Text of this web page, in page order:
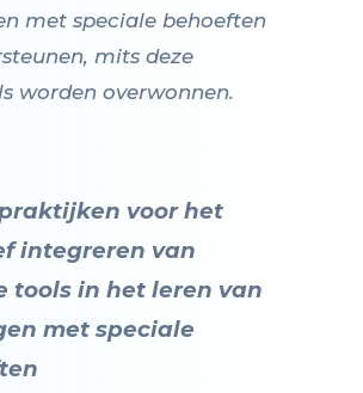
met speciale behoeften
mits deze
worden overwonnen.
voor het
integreren van
tools in het leren van
met speciale